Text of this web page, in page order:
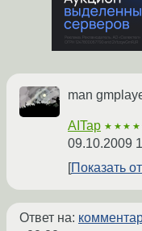
man
AITap
09.10.2009
Показать
Ответ на: